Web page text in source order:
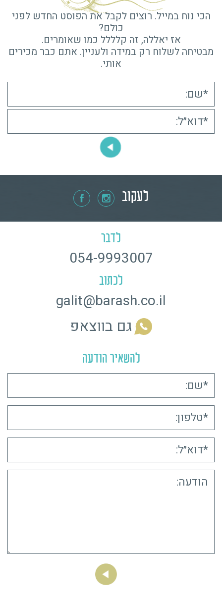
הכי נוח במייל. רוצים לקבל את הפוסט החדש לפני
כולם?
אז יאללה, זה קלללל כמו שאומרים.
מבטיחה לשלוח רק במידה ולעניין. אתם כבר מכירים
אותי.
לעקוב
לדבר
054-9993007
לכתוב
galit@barash.co.il
גם בווצאפ
להשאיר הודעה